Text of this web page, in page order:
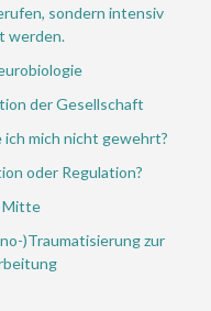
sondern intensiv
werden.
der Gesellschaft
ich mich nicht gewehrt?
oder Regulation?
Mitte
)Traumatisierung zur